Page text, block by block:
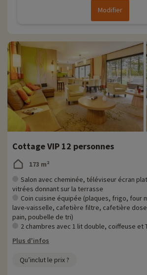
Modifier
Cottage VIP 12 personnes
173 m²
Salon avec cheminée, téléviseur écran
vitrées donnant sur la terrasse
Coin cuisine équipée (plaques, frigo, four
lave-vaisselle, cafetière filtre, cafetière
pain, poubelle de tri)
2 chambres avec 1 lit double, coiffeuse et
Plus d'infos
Qu’inclut le prix ?